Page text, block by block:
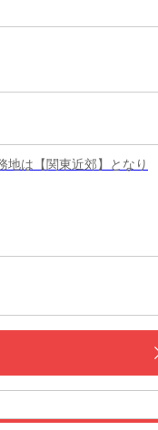
は【関東近郊】となり